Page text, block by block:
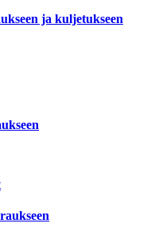
ja kuljetukseen